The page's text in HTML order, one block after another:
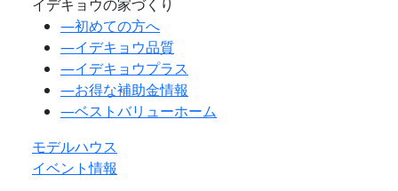
イデキョウの家づくり
―初めての方へ
―イデキョウ品質
―イデキョウプラス
―お得な補助金情報
―ベストバリューホーム
モデルハウス
イベント情報